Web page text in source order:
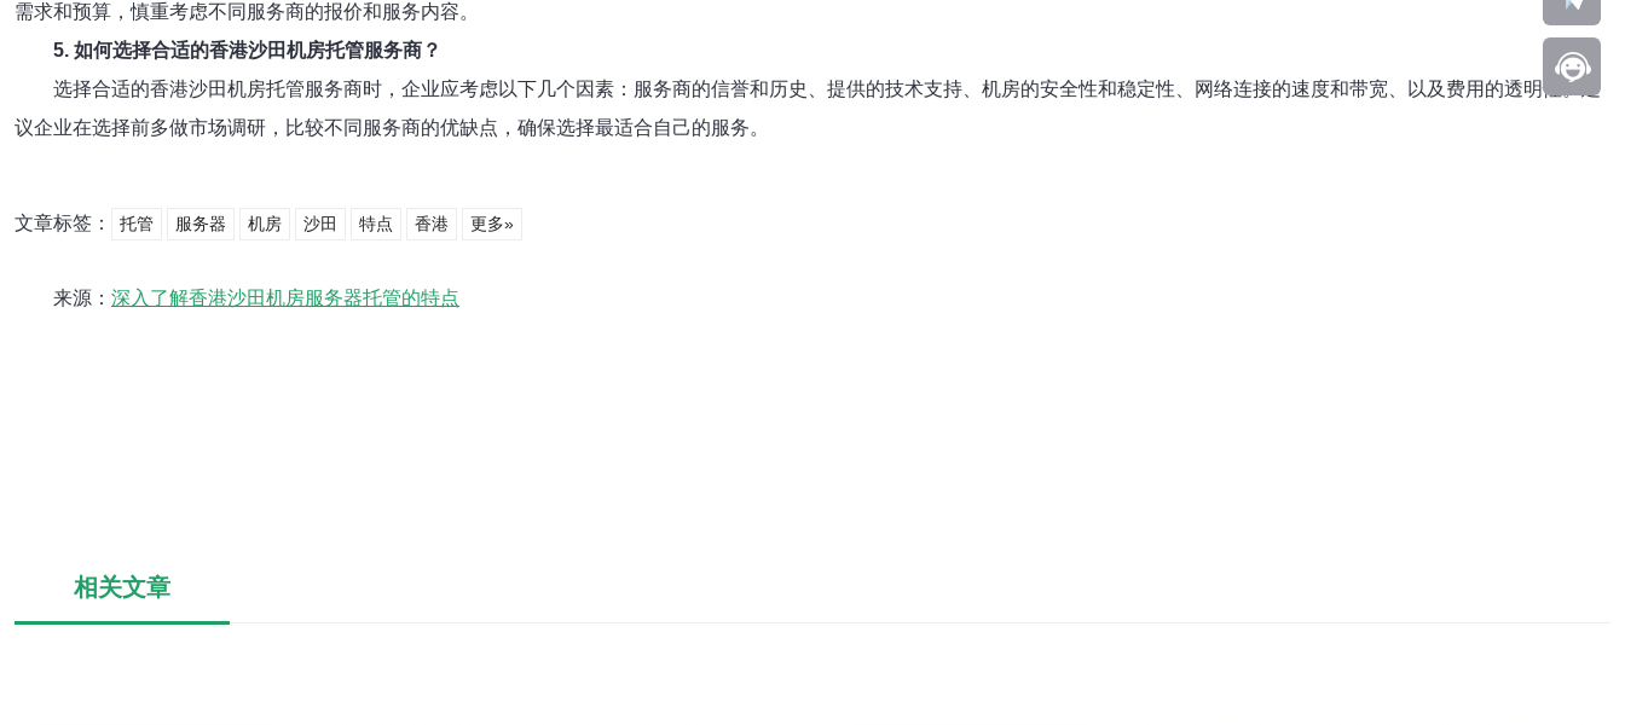
需求和预算，慎重考虑不同服务商的报价和服务内容。
5. 如何选择合适的香港沙田机房托管服务商？
选择合适的香港沙田机房托管服务商时，企业应考虑以下几个因素：服务商的信誉和历史、提供的技术支持、机房的安全性和稳定性、网络连接的速度和带宽、以及费用的透明性。建
议企业在选择前多做市场调研，比较不同服务商的优缺点，确保选择最适合自己的服务。
文章标签： 托管 服务器 机房 沙田 特点 香港 更多»
来源： 深入了解香港沙田机房服务器托管的特点
相关文章